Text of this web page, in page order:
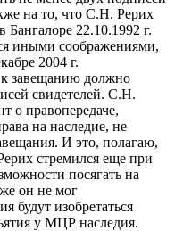
на то, что С.Н. Рерих
Бангалоре 22.10.1992 г.
иными соображениями,
2004 г.
завещанию должно
свидетелей. С.Н.
о правопередаче,
на наследие, не
И это, полагаю,
стремился еще при
посягать на
он не мог
будут изобретаться
у МЦР наследия.